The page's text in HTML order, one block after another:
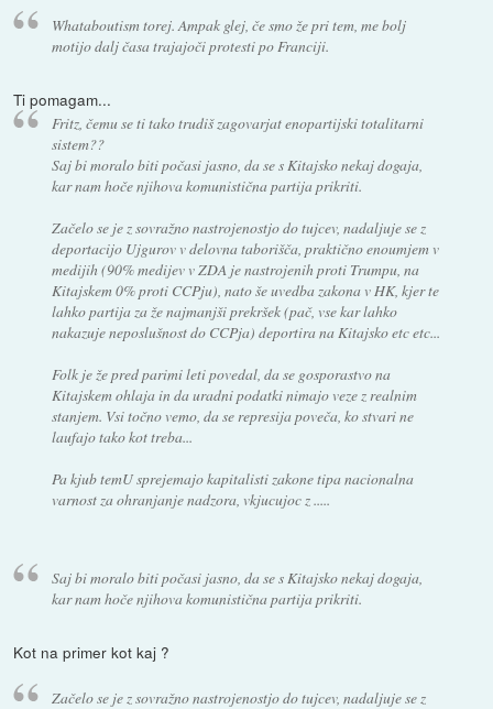
Whataboutism torej. Ampak glej, če smo že pri tem, me bolj
motijo dalj časa trajajoči protesti po Franciji.
Ti pomagam...
Fritz, čemu se ti tako trudiš zagovarjat enopartijski totalitarni
sistem??
Saj bi moralo biti počasi jasno, da se s Kitajsko nekaj dogaja,
kar nam hoče njihova komunistična partija prikriti.
Začelo se je z sovražno nastrojenostjo do tujcev, nadaljuje se z
deportacijo Ujgurov v delovna taborišča, praktično enoumjem v
medijih (90% medijev v ZDA je nastrojenih proti Trumpu, na
Kitajskem 0% proti CCPju), nato še uvedba zakona v HK, kjer te
lahko partija za že najmanjši prekršek (pač, vse kar lahko
nakazuje neposlušnost do CCPja) deportira na Kitajsko etc etc...
Folk je že pred parimi leti povedal, da se gosporastvo na
Kitajskem ohlaja in da uradni podatki nimajo veze z realnim
stanjem. Vsi točno vemo, da se represija poveča, ko stvari ne
laufajo tako kot treba...
Pa kjub temU sprejemajo kapitalisti zakone tipa nacionalna
varnost za ohranjanje nadzora, vkjucujoc z .....
Saj bi moralo biti počasi jasno, da se s Kitajsko nekaj dogaja,
kar nam hoče njihova komunistična partija prikriti.
Kot na primer kot kaj ?
Začelo se je z sovražno nastrojenostjo do tujcev, nadaljuje se z